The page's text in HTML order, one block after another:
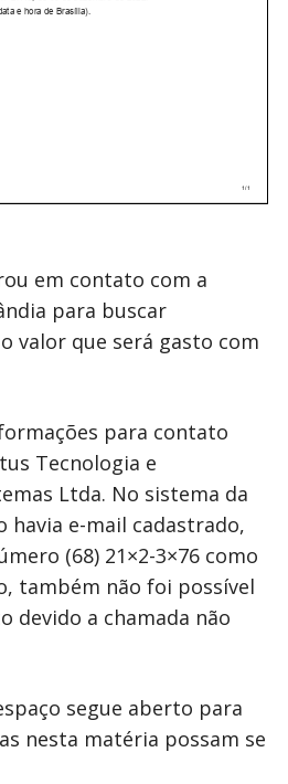
em contato com a
para buscar
valor que será gasto com
para contato
Tecnologia e
Ltda. No sistema da
havia e-mail cadastrado,
(68) 21×2-3×76 como
também não foi possível
devido a chamada não
segue aberto para
nesta matéria possam se